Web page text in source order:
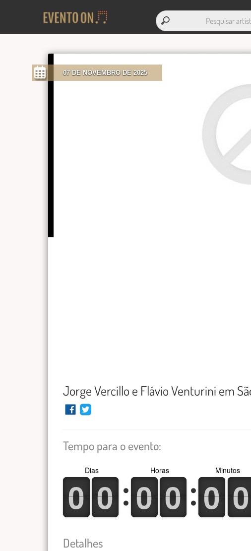
07 DE NOVEMBRO DE 2025
Jorge Vercillo e Flávio Venturini em
Tempo para o evento:
0
0
1
1 0
0
1
1
Dias
0
0
1
1 0
0
1
1
Horas
0
0
1
1 0
0
1
1
Minutos
Detalhes